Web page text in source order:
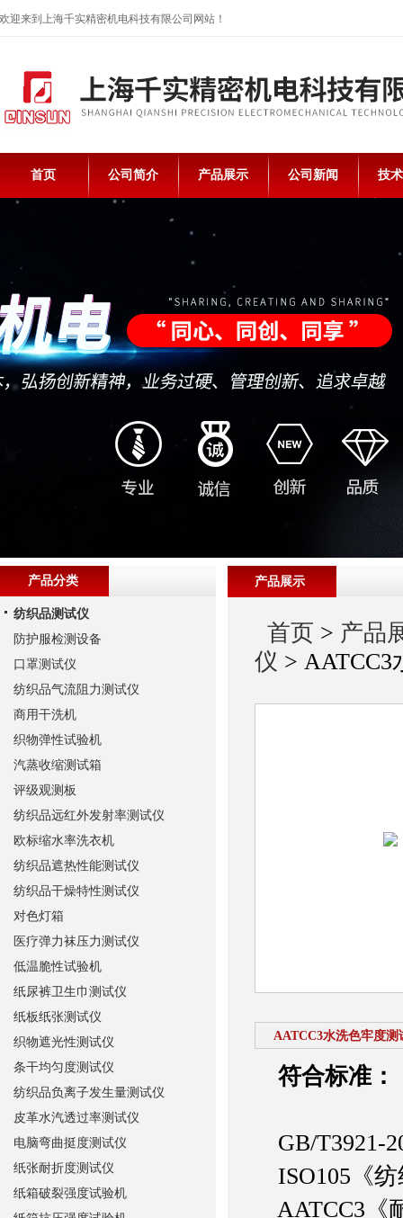
欢迎来到上海千实精密机电科技有限公司网站！
首页 公司简介 产品展示 公司新闻 技
产品展示
首页 > 产品
仪 > AATCC3
AATCC3水洗色牢度测
符合标准：
GB/T3921-
ISO105《纺
AATCC3《
产品分类
纺织品测试仪
防护服检测设备
口罩测试仪
纺织品气流阻力测试仪
商用干洗机
织物弹性试验机
汽蒸收缩测试箱
评级观测板
纺织品远红外发射率测试仪
欧标缩水率洗衣机
纺织品遮热性能测试仪
纺织品干燥特性测试仪
对色灯箱
医疗弹力袜压力测试仪
低温脆性试验机
纸尿裤卫生巾测试仪
纸板纸张测试仪
织物遮光性测试仪
条干均匀度测试仪
纺织品负离子发生量测试仪
皮革水汽透过率测试仪
电脑弯曲挺度测试仪
纸张耐折度测试仪
纸箱破裂强度试验机